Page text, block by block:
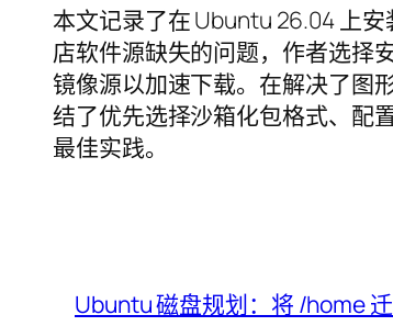
本文记录了在 Ubuntu 26.04 上
店软件源缺失的问题，作者选择
镜像源以加速下载。在解决了图
结了优先选择沙箱化包格式、配
最佳实践。
Ubuntu 磁盘规划：将 /home